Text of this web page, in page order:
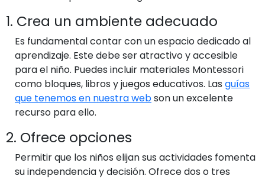
1. Crea un ambiente adecuado
Es fundamental contar con un espacio dedicado al
aprendizaje. Este debe ser atractivo y accesible
para el niño. Puedes incluir materiales Montessori
como bloques, libros y juegos educativos. Las guías
que tenemos en nuestra webson un excelente
recurso para ello.
2. Ofrece opciones
Permitir que los niños elijan sus actividades fomenta
su independencia y decisión. Ofrece dos o tres